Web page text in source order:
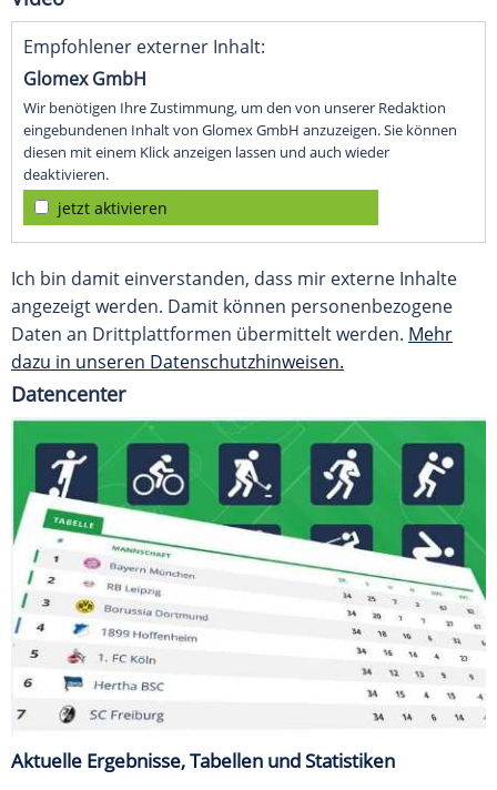
Empfohlener externer Inhalt:
Glomex GmbH
Wir benötigen Ihre Zustimmung, um den von unserer Redaktion
eingebundenen Inhalt von Glomex GmbH anzuzeigen. Sie können
diesen mit einem Klick anzeigen lassen und auch wieder
deaktivieren.
jetzt aktivieren
Ich bin damit einverstanden, dass mir externe Inhalte
angezeigt werden. Damit können personenbezogene
Daten an Drittplattformen übermittelt werden. Mehr
dazu in unseren Datenschutzhinweisen.
Datencenter
Aktuelle Ergebnisse, Tabellen und Statistiken